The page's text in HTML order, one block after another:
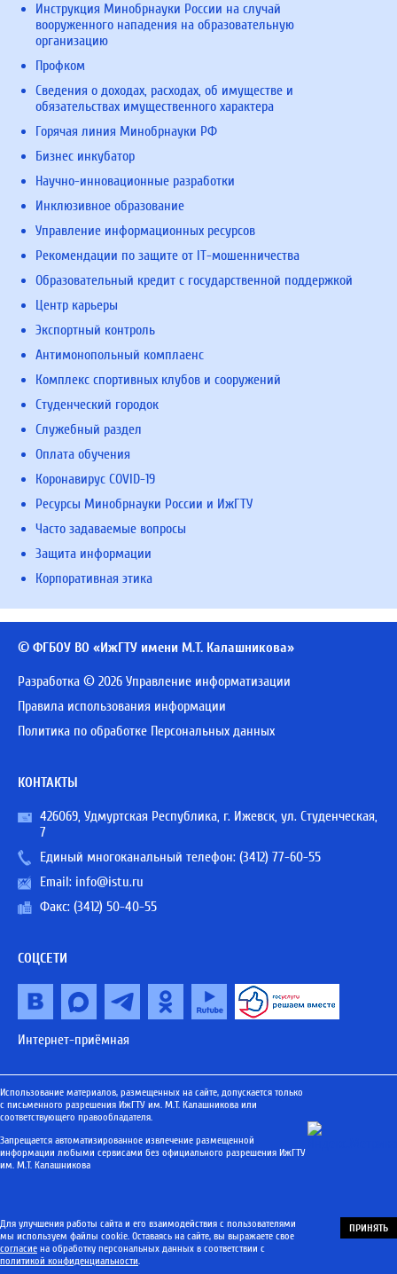
Инструкция Минобрнауки России на случай
вооруженного нападения на образовательную
организацию
Профком
Сведения о доходах, расходах, об имуществе и
обязательствах имущественного характера
Горячая линия Минобрнауки РФ
Бизнес инкубатор
Научно-инновационные разработки
Инклюзивное образование
Управление информационных ресурсов
Рекомендации по защите от IT-мошенничества
Образовательный кредит с государственной поддержкой
Центр карьеры
Экспортный контроль
Антимонопольный комплаенс
Комплекс спортивных клубов и сооружений
Студенческий городок
Служебный раздел
Оплата обучения
Коронавирус COVID-19
Ресурсы Минобрнауки России и ИжГТУ
Часто задаваемые вопросы
Защита информации
Корпоративная этика
© ФГБОУ ВО «ИжГТУ имени М.Т. Калашникова»
Разработка © 2026 Управление информатизации
Правила использования информации
Политика по обработке Персональных данных
КОНТАКТЫ
426069, Удмуртская Республика, г. Ижевск, ул. Студенческая,
7
Единый многоканальный телефон: (3412) 77-60-55
Email: info@istu.ru
Факс: (3412) 50-40-55
СОЦСЕТИ
Интернет-приёмная
Использование материалов, размещенных на сайте, допускается только
с письменного разрешения ИжГТУ им. М.Т. Калашникова или
соответствующего правообладателя.
Запрещается автоматизированное извлечение размещенной
информации любыми сервисами без официального разрешения ИжГТУ
им. М.Т. Калашникова
Для улучшения работы сайта и его взаимодействия с пользователями
мы используем файлы cookie. Оставаясь на сайте, вы выражаете свое
согласие на обработку персональных данных в соответствии с
политикой конфиденциальности.
ПРИНЯТЬ